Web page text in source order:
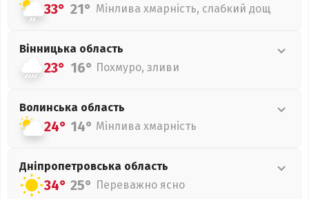
33° 21° Мінлива хмарність, слабкий дощ
Вінницька область
23° 16° Похмуро, зливи
Волинська область
24° 14° Мінлива хмарність
Дніпропетровська область
34° 25° Переважно ясно